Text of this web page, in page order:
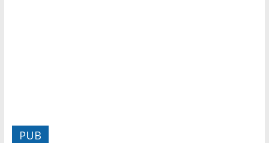
PUB